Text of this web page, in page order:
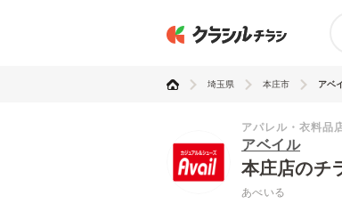
埼玉県 本庄市 アベ
アパレル・衣料品
アベイル
本庄店のチ
あべいる